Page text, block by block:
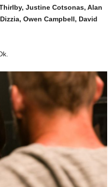
Justine Cotsonas, Alan
Owen Campbell, David